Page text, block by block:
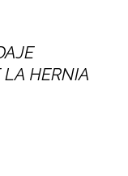
LA HERNIA